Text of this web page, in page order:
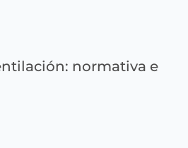
normativa e